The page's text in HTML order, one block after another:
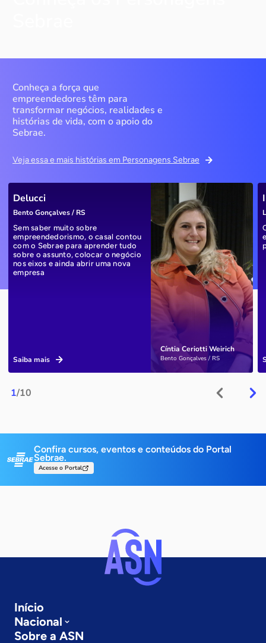
Conheça a força que
empreendedores têm para
transformar negócios, realidades e
histórias de vida, com o apoio do
Sebrae.
Veja essa e mais histórias em Personagens Sebrae
1/10
Cíntia Ceriotti Weirich
Bento Gonçalves / RS
Delucci
Bento Gonçalves / RS
Sem saber muito sobre
empreendedorismo, o casal contou
com o Sebrae para aprender tudo
sobre o assunto, colocar o negócio
nos eixos e ainda abrir uma nova
empresa
Saiba mais
Confira cursos, eventos e conteúdos do Portal
Sebrae.
Acesse o Portal
Início
Nacional
Sobre a ASN